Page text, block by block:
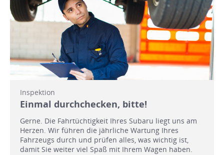
Inspektion
Einmal durchchecken, bitte!
Gerne. Die Fahrtüchtigkeit Ihres Subaru liegt uns am
Herzen. Wir führen die jährliche Wartung Ihres
Fahrzeugs durch und prüfen alles, was wichtig ist,
damit Sie weiter viel Spaß mit Ihrem Wagen haben.